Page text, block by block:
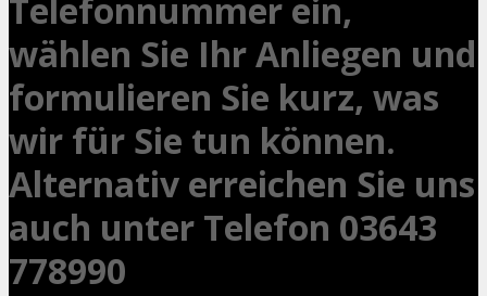
Telefonnummer ein,
wählen Sie Ihr Anliegen und
formulieren Sie kurz, was
wir für Sie tun können.
Alternativ erreichen Sie uns
auch unter Telefon 03643
778990